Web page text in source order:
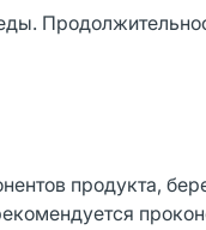
продукта,